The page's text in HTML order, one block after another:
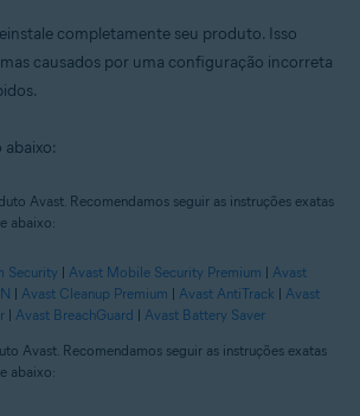
completamente seu produto. Isso
causados por uma configuração incorreta
Avast. Recomendamos seguir as instruções exatas
abaixo:
Security | Avast Mobile Security Premium | Avast
| Avast Cleanup Premium | Avast AntiTrack | Avast
| Avast BreachGuard | Avast Battery Saver
Avast. Recomendamos seguir as instruções exatas
abaixo: